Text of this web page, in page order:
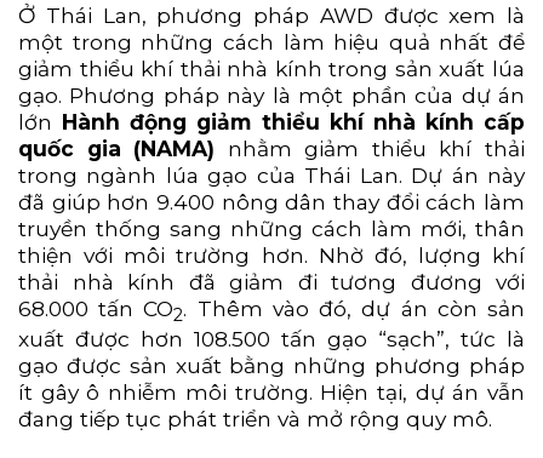
Ở Thái Lan, phương pháp AWD được xem là
một trong những cách làm hiệu quả nhất để
giảm thiểu khí thải nhà kính trong sản xuất lúa
gạo. Phương pháp này là một phần của dự án
lớn Hành động giảm thiểu khí nhà kính cấp
quốc gia (NAMA) nhằm giảm thiểu khí thải
trong ngành lúa gạo của Thái Lan. Dự án này
đã giúp hơn 9.400 nông dân thay đổi cách làm
truyền thống sang những cách làm mới, thân
thiện với môi trường hơn. Nhờ đó, lượng khí
thải nhà kính đã giảm đi tương đương với
68.000 tấn CO­2. Thêm vào đó, dự án còn sản
xuất được hơn 108.500 tấn gạo “sạch”, tức là
gạo được sản xuất bằng những phương pháp
ít gây ô nhiễm môi trường. Hiện tại, dự án vẫn
đang tiếp tục phát triển và mở rộng quy mô.